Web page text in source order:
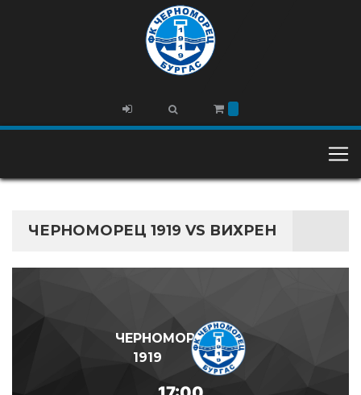
ЧЕРНОМОРЕЦ 1919 VS ВИХРЕН
ЧЕРНОМОРЕЦ
1919